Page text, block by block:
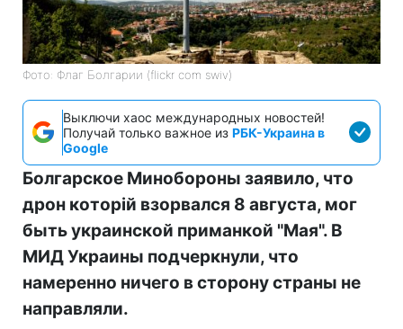
Фото: Флаг Болгарии (flickr com swiv)
Выключи хаос международных новостей!
Получай только важное из РБК-Украина в
Google
Болгарское Минобороны заявило, что
дрон которій взорвался 8 августа, мог
быть украинской приманкой "Мая". В
МИД Украины подчеркнули, что
намеренно ничего в сторону страны не
направляли.